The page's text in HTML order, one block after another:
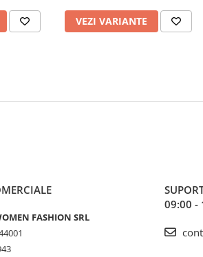
VEZI VARIANTE
FASHION SRL
09:00 -